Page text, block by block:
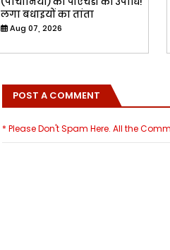
लगा बधाइयों का तांता
Aug 07, 2026
POST A COMMENT
* Please Don't Spam Here. All the